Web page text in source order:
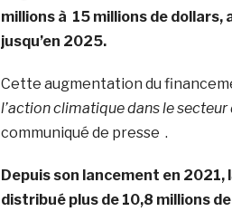
millions à 15 millions de
jusqu’en 2025.
Cette augmentation du
l’action climatique dans le secteur
communiqué de presse .
Depuis son lancement en 2021, l
distribué plus de 10,8 millions